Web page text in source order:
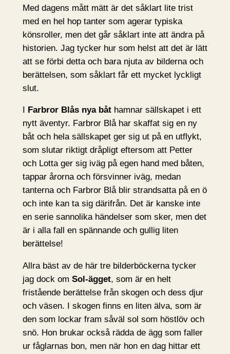
Med dagens mått mätt är det såklart lite trist
med en hel hop tanter som agerar typiska
könsroller, men det går såklart inte att ändra på
historien. Jag tycker hur som helst att det är lätt
att se förbi detta och bara njuta av bilderna och
berättelsen, som såklart får ett mycket lyckligt
slut.
Farbror Blås nya båthamnar sällskapet i ett
nytt äventyr. Farbror Blå har skaffat sig en ny
båt och hela sällskapet ger sig ut på en utflykt,
som slutar riktigt dråpligt eftersom att Petter
och Lotta ger sig iväg på egen hand med båten,
tappar årorna och försvinner iväg, medan
tanterna och Farbror Blå blir strandsatta på en ö
och inte kan ta sig därifrån. Det är kanske inte
en serie sannolika händelser som sker, men det
är i alla fall en spännande och gullig liten
berättelse!
Allra bäst av de här tre bilderböckerna tycker
jag dock om Sol-ägget, som är en helt
fristående berättelse från skogen och dess djur
och väsen. I skogen finns en liten älva, som är
den som lockar fram såväl sol som höstlöv och
snö. Hon brukar också rädda de ägg som faller
ur fåglarnas bon, men när hon en dag hittar ett